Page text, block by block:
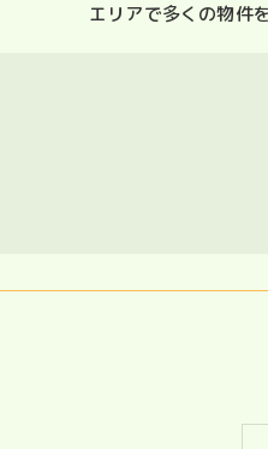
エリアで多くの物件